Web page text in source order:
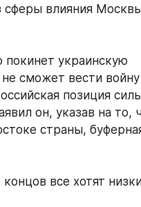
влияния
украинскую
сможет вести войну
позиция
он, указав на то,
страны,
все хотят